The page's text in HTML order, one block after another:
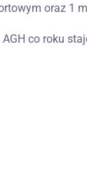
oraz 1
co roku